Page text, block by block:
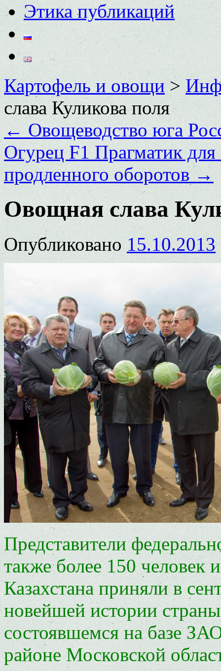
Этика публикаций
Картофель и овощи>
слава Куликова поля
←Овощеводство юга
Огурец F1 Прагматик для
продленного оборотов→
Овощная слава
Опубликовано 15.10.2013
Представители
также более 150 человек
Казахстана приняли в
новейшей истории
состоявшемся на базе
районе Московской